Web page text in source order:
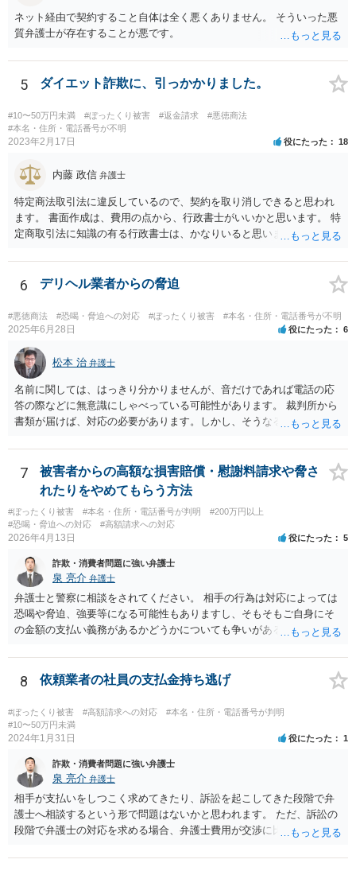
ネット経由で契約すること自体は全く悪くありません。 そういった悪
質弁護士が存在することが悪です。
5 ダイエット詐欺に、引っかかりました。
#10〜50万円未満 #ぼったくり被害 #返金請求
#悪徳商法
#本名・住所・電話番号が不明
2023年2月17日 役にたった 18
内藤 政信 弁護士
特定商法取引法に違反しているので、契約を取り消しできると思われ
ます。 書面作成は、費用の点から、行政書士がいいかと思います。 特
定商取引法に知識の有る行政書士は、かなりいると思います。 問い合
6 デリヘル業者からの脅迫
#悪徳商法 #恐喝・脅迫への対応 #ぼったくり被害 #本名・住所・電話番号が不明
2025年6月28日 役にたった 6
松本 治 弁護士
名前に関しては、はっきり分かりませんが、音だけであれば電話の応
答の際などに無意識にしゃべっている可能性があります。 裁判所から
書類が届けば、対応の必要があります。しかし、そうなる前は、匿名A
の犯罪集団に情報が回る危険もありますので、払わない方がいいでし
ょう。
7
被害者からの高額な損害賠償・慰謝料請求や脅さ
れたりをやめてもらう方法
#ぼったくり被害 #本名・住所・電話番号が判明
#200万円以上
#恐喝・脅迫への対応
#高額請求への対応
2026年4月13日 役にたった 5
詐欺・消費者問題に強い弁護士
泉 亮介 弁護士
弁護士と警察に相談をされてください。 相手の行為は対応によっては
恐喝や脅迫、強要等になる可能性もありますし、そもそもご自身にそ
の金額の支払い義務があるかどうかについても争いがあるでしょう。
8 依頼業者の社員の支払金持ち逃げ
#ぼったくり被害 #高額請求への対応
#本名・住所・電話番号が判明
#10〜50万円未満
2024年1月31日 役にたった 1
詐欺・消費者問題に強い弁護士
泉 亮介 弁護士
相手が支払いをしつこく求めてきたり、訴訟を起こしてきた段階で弁
護士へ相談するという形で問題はないかと思われます。 ただ、訴訟の
段階で弁護士の対応を求める場合、弁護士費用が交渉に比べて高くな
のかを考えておく必要があるでしょう。